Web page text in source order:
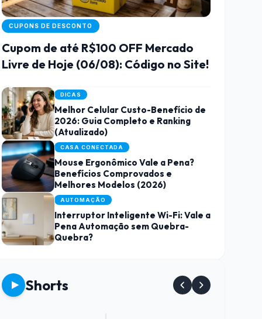
CUPONS DE DESCONTO
Cupom de até R$100 OFF Mercado
Livre de Hoje (06/08): Código no Site!
DICAS
Melhor Celular Custo-Benefício de
2026: Guia Completo e Ranking
(Atualizado)
CASA CONECTADA
Mouse Ergonômico Vale a Pena?
Benefícios Comprovados e
Melhores Modelos (2026)
AUTOMAÇÃO
Interruptor Inteligente Wi-Fi: Vale a
Pena Automação sem Quebra-
Quebra?
Shorts